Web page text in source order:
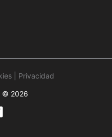
| Privacidad
© 2026